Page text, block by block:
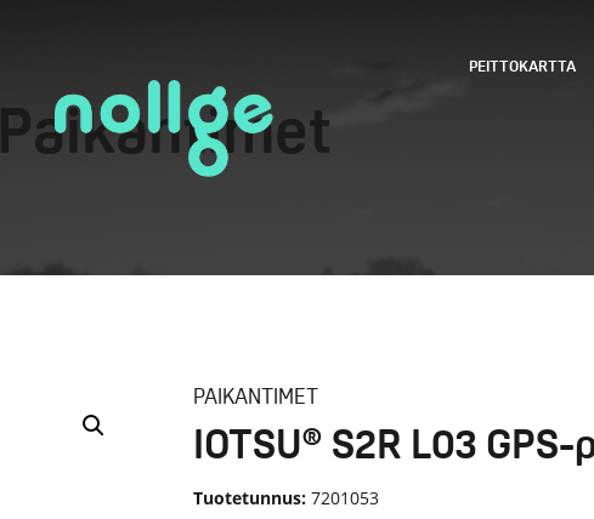
PEITTOKARTTA
Paikantimet
PAIKANTIMET
IOTSU® S2R L03
Tuotetunnus: 7201053